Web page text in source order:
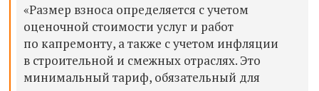
«Размер взноса определяется с учетом
оценочной стоимости услуг и работ
по капремонту, а также с учетом инфляции
в строительной и смежных отраслях. Это
минимальный тариф, обязательный для